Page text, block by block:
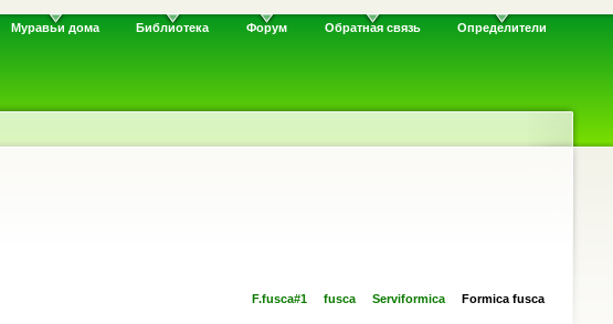
Муравьи дома Библиотека Форум Обратная связь Определители
F.fusca#1 fusca Serviformica Formica fusca